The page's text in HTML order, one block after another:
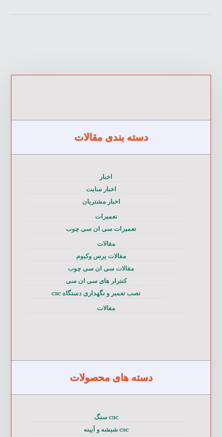
دسته بندی مقالات
اخبار
اخبار سایت
اخبار مشتریان
تعمیرات
تعمیرات سی ان سی چوب
مقالات
مقالات پرس وکیوم
مقالات سی ان سی چوب
کنترلر های سی ان سی
نصب تعمیر و نگهداری دستگاه cnc
مقالات
دسته های محصولات
cnc سنگ
cnc شیشه و آیینه